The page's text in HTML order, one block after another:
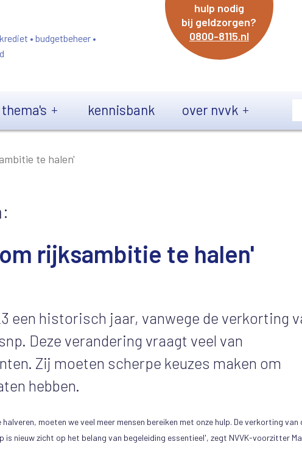
• budgetbeheer •
hulp nodig
bij geldzorgen?
0800-8115.nl
thema's kennisbank over nvvk
te halen'
rijksambitie te halen'
een historisch jaar, vanwege de verkorting
Deze verandering vraagt veel van
Zij moeten scherpe keuzes maken om
hebben.
moeten we veel meer mensen bereiken met onze hulp. De verkorting van
nieuw zicht op het belang van begeleiding essentieel', zegt NVVK-voorzitter